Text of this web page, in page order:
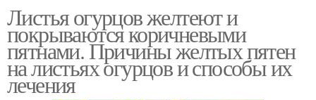
Листья огурцов желтеют и
покрываются коричневыми
пятнами. Причины желтых пятен
на листьях огурцов и способы их
лечения